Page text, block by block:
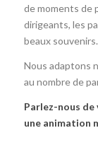
de moments de
dirigeants, les
beaux souvenirs.
Nous adaptons
au nombre de
Parlez-nous de
une animation